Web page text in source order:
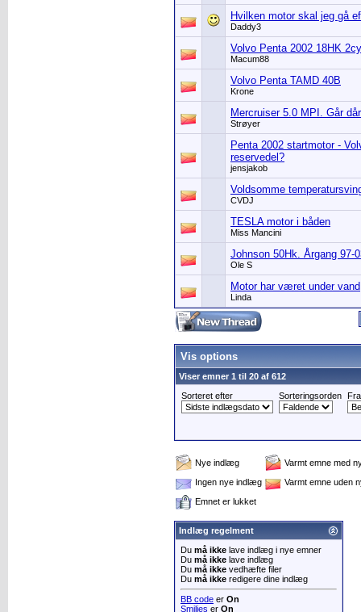
Hvilken motor skal jeg gå
Daddy3
Volvo Penta 2002 18HK
Macum88
Volvo Penta TAMD 40B
Krone
Mercruiser 5.0 MPI. Går
Strøyer
Penta 2002 startmotor -
reservedel?
jensjakob
Voldsomme
CVDJ
TESLA motor i båden
Miss Mancini
Johnson 50Hk. Årgang 97-
Ole S
Motor har været under vand
Linda
Vis options
Viser emner 1 til 20 af 612
Sorteret efter
Sorteringsorden
Nye indlæg
Varmt emne med
Ingen nye indlæg
Varmt emne uden
Emnet er lukket
Indlæg regelment
Du må ikke lave indlæg i nye emner
Du må ikke lave indlæg
Du må ikke vedhæfte filer
Du må ikke redigere dine indlæg
BB code er On
Smilies er On